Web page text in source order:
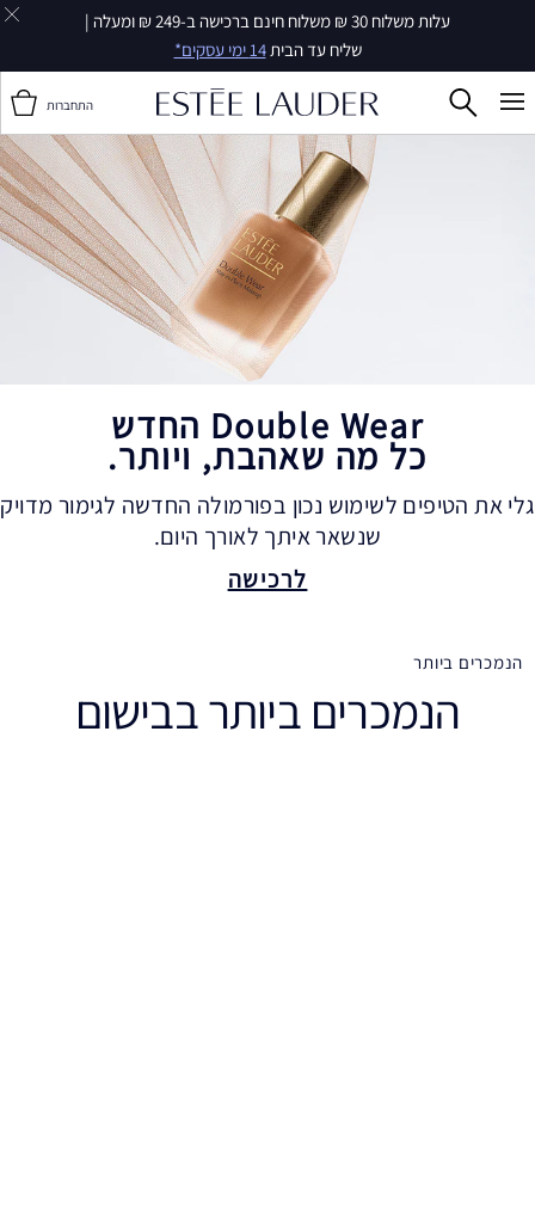
עלות משלוח 30 ₪ משלוח חינם ברכישה ב-249 ₪ ומעלה |
שליח עד הבית14 ימי עסקים*
התחברות
Double Wear החדש
כל מה שאהבת, ויותר.
גלי את הטיפים לשימוש נכון בפורמולה החדשה לגימור מדויק
שנשאר איתך לאורך היום.
לרכישה
הנמכרים ביותר
הנמכרים ביותר בבישום